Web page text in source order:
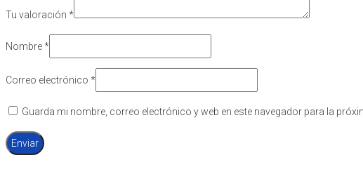
Tu valoración *
Nombre*
Correo electrónico *
Guarda mi nombre, correo electrónico y web en este navegador para la